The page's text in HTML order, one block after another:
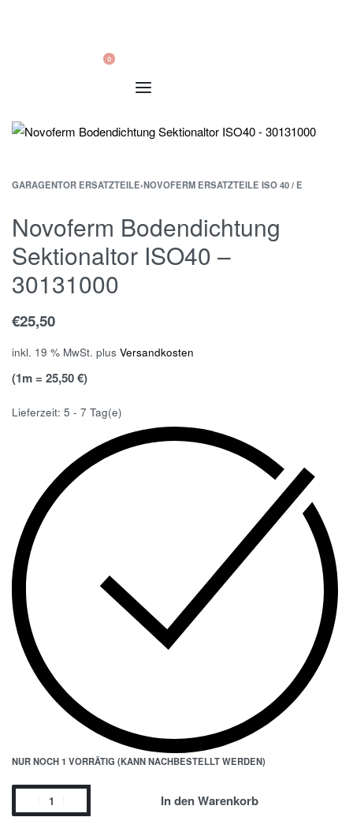
0
GARAGENTOR ERSATZTEILE›NOVOFERM ERSATZTEILE ISO 40 / E
Novoferm Bodendichtung
Sektionaltor ISO40 –
30131000
€25,50
inkl. 19 % MwSt. plus Versandkosten
(1m = 25,50 €)
Lieferzeit: 5 - 7 Tag(e)
NUR NOCH 1 VORRÄTIG (KANN NACHBESTELLT WERDEN)
In den Warenkorb